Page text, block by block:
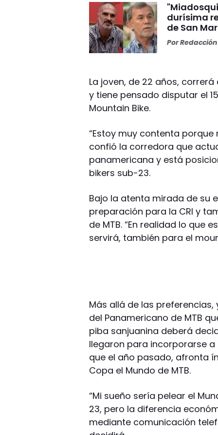
durísima
de San
Por
La joven, de 22 años,
y tiene pensado disputar el
Mountain Bike.
“Estoy muy contenta
confió la corredora que
panamericana y está
bikers sub-23.
Bajo la atenta mirada de su
preparación para la CRI y
de MTB. “En realidad lo que
servirá, también para el
Más allá de las
del Panamericano de MTB
piba sanjuanina deberá
llegaron para incorporarse
que el año pasado, afronta
Copa el Mundo de MTB.
“Mi sueño sería pelear el
23, pero la diferencia
mediante comunicación